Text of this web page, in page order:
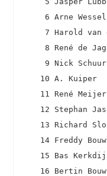
6 Arne
7 Harold van
8 René de
9 Nick
10 A. Kuiper
11 René
12 Stephan
13 Richard
14 Freddy
15 Bas
16 Bertin